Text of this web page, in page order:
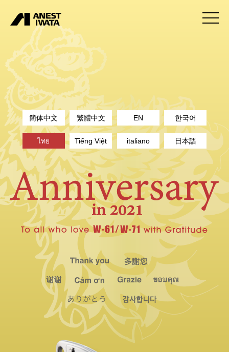
簡体中文 繁體中文 EN 한국어
ไทย Tiếng Việt italiano 日本語